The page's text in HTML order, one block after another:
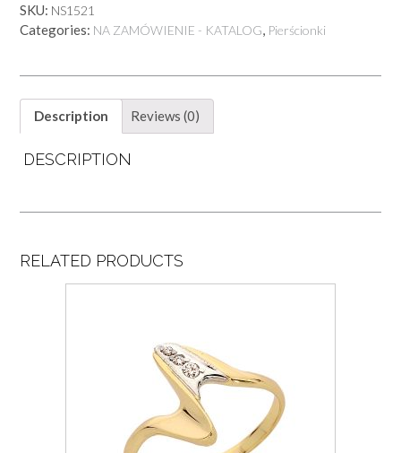
SKU: NS1521
Categories: NA ZAMÓWIENIE - KATALOG, Pierścionki
Description Reviews (0)
DESCRIPTION
RELATED PRODUCTS